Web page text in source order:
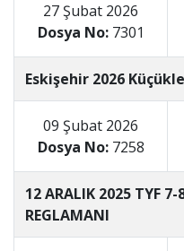
27 Şubat 2026
Dosya No:7301
Eskişehir 2026
09 Şubat 2026
Dosya No:7258
12 ARALIK 2025 TYF 7-
REGLAMANI